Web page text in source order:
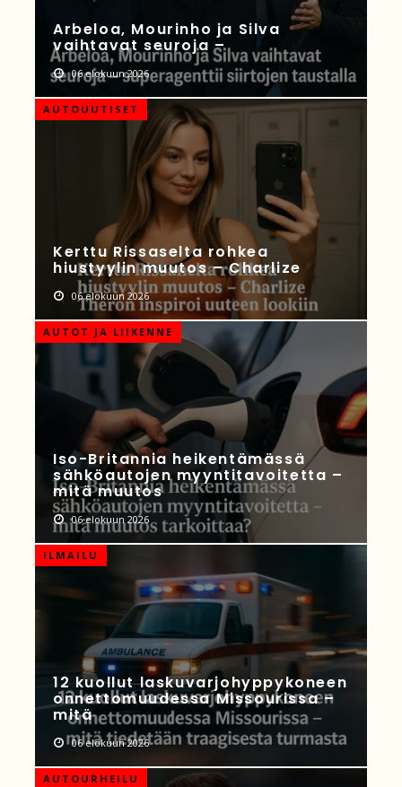
Arbeloa, Mourinho ja Silva
vaihtavat seuroja –
06 elokuun 2026
AUTOUUTISET
Kerttu Rissaselta rohkea
hiustyylin muutos – Charlize
06 elokuun 2026
AUTOT JA LIIKENNE
Iso-Britannia heikentämässä
sähköautojen myyntitavoitetta –
mitä muutos
06 elokuun 2026
ILMAILU
12 kuollut laskuvarjohyppykoneen
onnettomuudessa Missourissa –
mitä
06 elokuun 2026
AUTOURHEILU